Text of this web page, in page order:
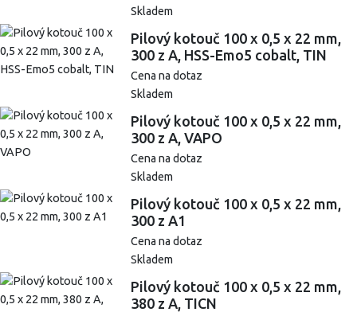
Skladem
Pilový kotouč 100 x 0,5 x 22 mm,
300 z A, HSS-Emo5 cobalt, TIN
Cena na dotaz
Skladem
Pilový kotouč 100 x 0,5 x 22 mm,
300 z A, VAPO
Cena na dotaz
Skladem
Pilový kotouč 100 x 0,5 x 22 mm,
300 z A1
Cena na dotaz
Skladem
Pilový kotouč 100 x 0,5 x 22 mm,
380 z A, TICN